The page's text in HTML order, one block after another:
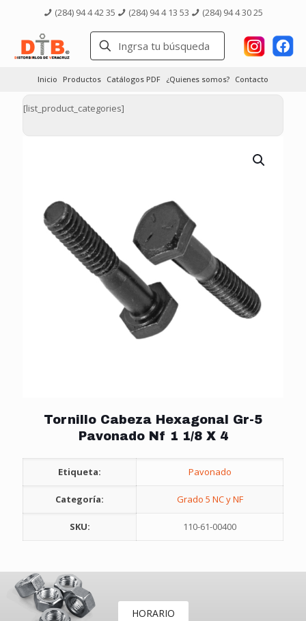
(284) 94 4 42 35 (284) 94 4 13 53 (284) 94 4 30 25
Inicio Productos Catálogos PDF ¿Quienes somos? Contacto
[list_product_categories]
Tornillo Cabeza Hexagonal Gr-5
Pavonado Nf 1 1/8 X 4
Etiqueta: Pavonado
Categoría: Grado 5 NC y NF
SKU: 110-61-00400
HORARIO